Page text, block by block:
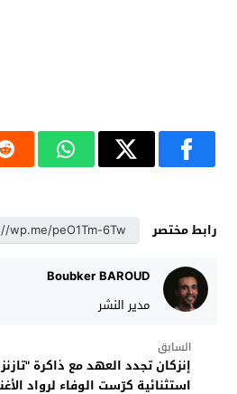
رابط مختصر
Boubker BAROUD
مدير النشر
السابق
إنزكان تجدد العهد مع ذاكرة
استثنائية كرّست الوفاء لرواد